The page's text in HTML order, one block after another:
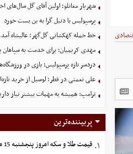
شهریار مغانلو؛ اولین آقای گل سال‌های
پرسپولیس با دنیل گرا به بن بست خورد
خط حمله کهکشانی گل‌گهر؛ عالیشاه آمد،
مهدی کریمیان: برای خدمت به سپاهان
دردسر تازه پرسپولیس؛ بازی در
علی نعمتی در قطر؛ لوسیل از خرید
ترامپ: همیشه به مهمات بیشتر نیاز
پربیننده‌ترین
۱. قیمت طلا و سکه امروز پنجشنبه 15 مرداد 1405+ جدول